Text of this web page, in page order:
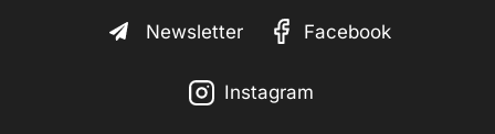
Newsletter Facebook
Instagram